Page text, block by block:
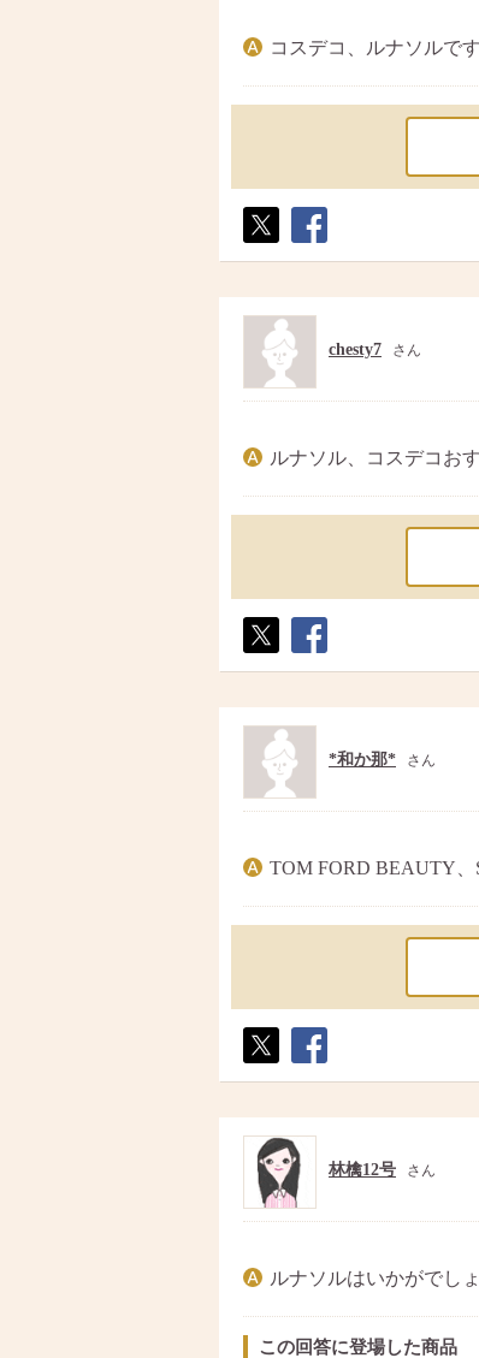
コスデコ、ルナソルです
ト
ア
chesty7 さん
ルナソル、コスデコお
ト
ア
*和か那* さん
TOM FORD BEAUTY、
ト
ア
林檎12号 さん
ルナソルはいかがでしょ
この回答に登場した商品